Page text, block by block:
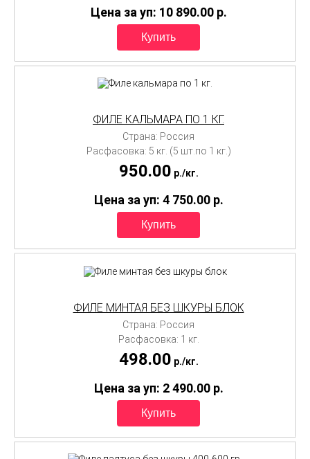
Цена за уп: 10 890.00 p.
ФИЛЕ КАЛЬМАРА ПО 1 КГ.
Страна: Россия
Расфасовка: 5 кг. (5 шт.по 1 кг.)
950.00 p./кг.
Цена за уп: 4 750.00 p.
ФИЛЕ МИНТАЯ БЕЗ ШКУРЫ БЛОК
Страна: Россия
Расфасовка: 1 кг.
498.00 p./кг.
Цена за уп: 2 490.00 p.